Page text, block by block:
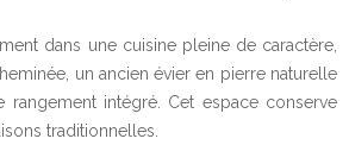
dans une cuisine pleine de caractère,
un ancien évier en pierre naturelle
rangement intégré. Cet espace conserve
traditionnelles.